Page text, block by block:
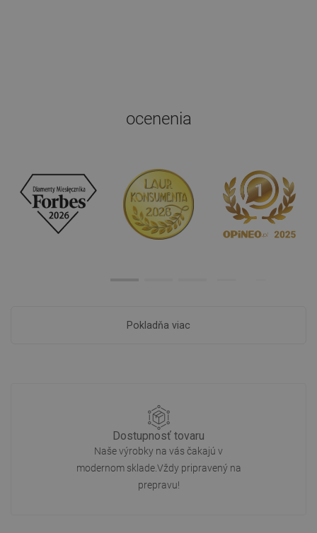
ocenenia
Pokladňa viac
Dostupnosť tovaru
Naše výrobky na vás čakajú v
modernom sklade.Vždy pripravený na
prepravu!